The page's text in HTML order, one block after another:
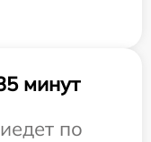
минут
по